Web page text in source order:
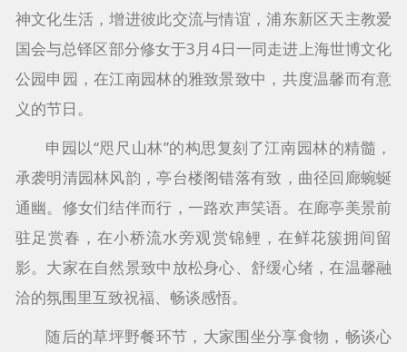
神文化生活，增进彼此交流与情谊，浦东新区天主教爱
国会与总铎区部分修女于3月4日一同走进上海世博文化
公园申园，在江南园林的雅致景致中，共度温馨而有意
义的节日。
申园以“咫尺山林”的构思复刻了江南园林的精髓，
承袭明清园林风韵，亭台楼阁错落有致，曲径回廊蜿蜒
通幽。修女们结伴而行，一路欢声笑语。在廊亭美景前
驻足赏春，在小桥流水旁观赏锦鲤，在鲜花簇拥间留
影。大家在自然景致中放松身心、舒缓心绪，在温馨融
洽的氛围里互致祝福、畅谈感悟。
随后的草坪野餐环节，大家围坐分享食物，畅谈心